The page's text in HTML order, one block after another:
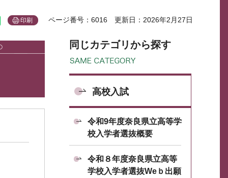
印刷 ページ番号：6016 更新日：2026年2月27日
同じカテゴリから探す
高校入試
令和9年度奈良県立高等学
校入学者選抜概要
令和８年度奈良県立高等
学校入学者選抜Weｂ出願